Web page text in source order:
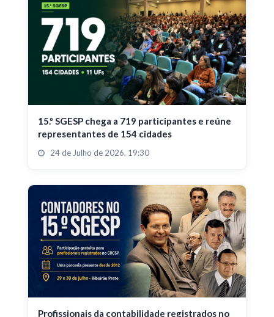
15.º SGESP chega a 719 participantes e reúne
representantes de 154 cidades
24 de Julho de 2026, 19:30
Profissionais da contabilidade registrados no